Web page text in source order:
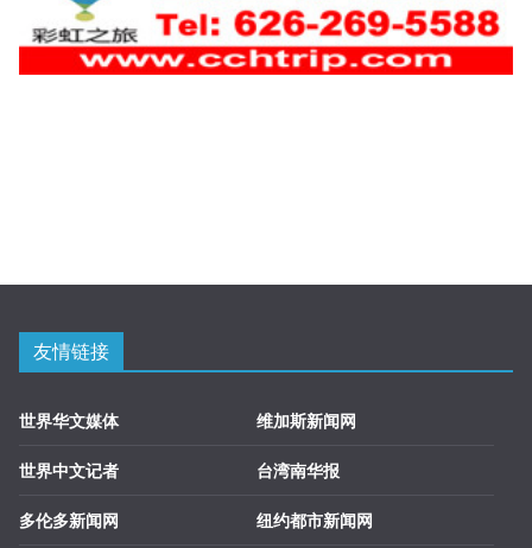
友情链接
世界华文媒体
世界中文记者
多伦多新闻网
维加斯新闻网
台湾南华报
纽约都市新闻网